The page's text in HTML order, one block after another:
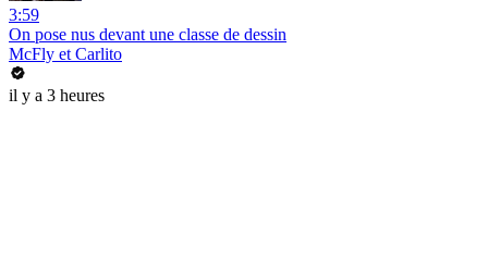
3:59
On pose nus devant une classe de dessin
McFly et Carlito
il y a 3 heures